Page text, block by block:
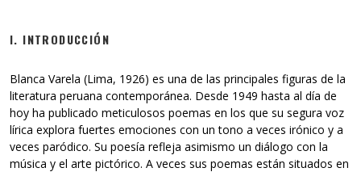
I. INTRODUCCIÓN
Blanca Varela (Lima, 1926) es una de las principales figuras de la
literatura peruana contemporánea. Desde 1949 hasta al día de
hoy ha publicado meticulosos poemas en los que su segura voz
lírica explora fuertes emociones con un tono a veces irónico y a
veces paródico. Su poesía refleja asimismo un diálogo con la
música y el arte pictórico. A veces sus poemas están situados en